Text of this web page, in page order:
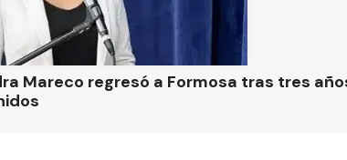
Mareco regresó a Formosa tras tres